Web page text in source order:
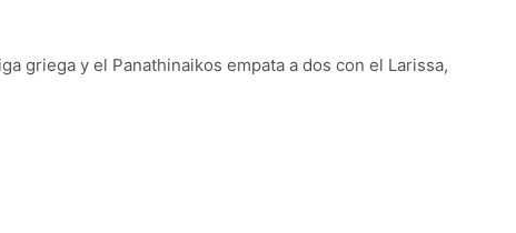
griega y el Panathinaikos empata a dos con el Larissa,